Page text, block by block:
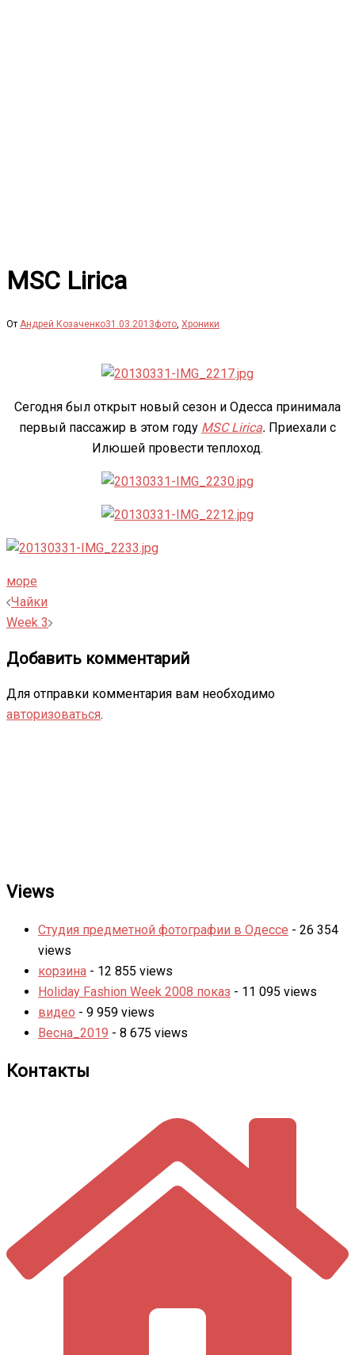
MSC Lirica
От Андрей Козаченко31.03.2013фото, Хроники
Сегодня был открыт новый сезон и Одесса принимала
первый пассажир в этом году MSC Lirica. Приехали с
Илюшей провести теплоход.
море
Навигация
записи
Чайки
Week 3
Добавить комментарий
Для отправки комментария вам необходимо
авторизоваться.
Views
Студия предметной фотографии в Одессе - 26 354
views
корзина - 12 855 views
Holiday Fashion Week 2008 показ - 11 095 views
видео - 9 959 views
Весна_2019 - 8 675 views
Контакты